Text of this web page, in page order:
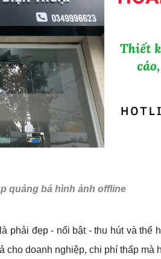
quảng bá hình ảnh offline
đẹp - nổi bật - thu hút và thể
doanh nghiệp, chi phí thấp mà